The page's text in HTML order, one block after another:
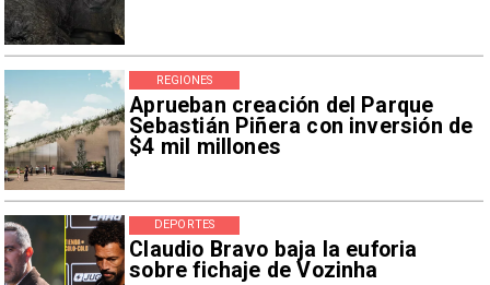
Aprueban creación del Parque
Sebastián Piñera con inversión de
$4 mil millones
REGIONES
Claudio Bravo baja la euforia
sobre fichaje de Vozinha
DEPORTES